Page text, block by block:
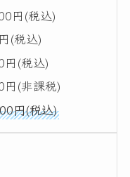
円(税込)
(税込)
(税込)
(非課税)
円(税込)